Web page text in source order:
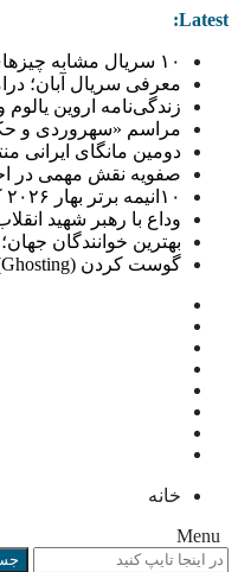
Latest:
۱۰ سریال مشابه چیزهای عجیب که ارزش تماشا دارند
معرفی سریال آبان؛
زندگی‌نامه اروین
مراسم «سهروردی و
دومین مانگای ایرانی
صفویه نقش مهمی در
۱۰انیمه برتر بهار ۲۰۲۶ که باید ببینید: فصل سورپرایزها!
وداع با رهبر شهید
بهترین خوانندگان
گوست کردن (Ghosting) یعنی چی؟ علت گوستینگ در رابطه + راهکار
خانه
Menu